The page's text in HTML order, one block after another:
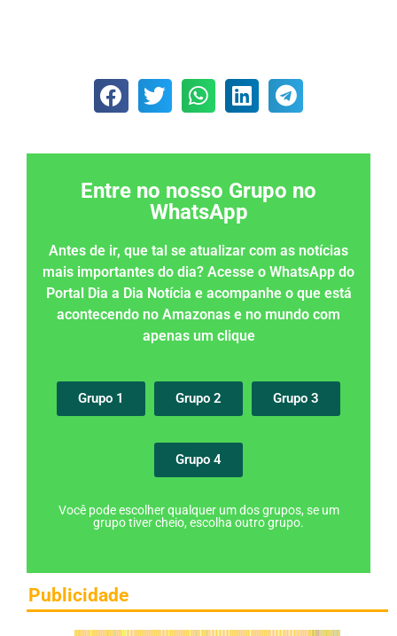
Entre no nosso Grupo no
WhatsApp
Antes de ir, que tal se atualizar com as notícias
mais importantes do dia? Acesse o WhatsApp do
Portal Dia a Dia Notícia e acompanhe o que está
acontecendo no Amazonas e no mundo com
apenas um clique
Grupo 1 Grupo 2 Grupo 3
Grupo 4
Você pode escolher qualquer um dos grupos, se um
grupo tiver cheio, escolha outro grupo.
Publicidade